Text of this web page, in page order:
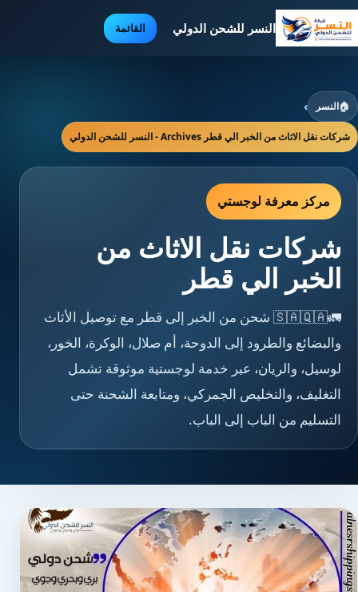
النسر للشحن الدولي القائمة
🏠النسر ›
شركات نقل الاثاث من الخبر الي قطر Archives - النسر للشحن الدولي
مركز معرفة لوجستي
شركات نقل الاثاث من
الخبر الي قطر
🚛🇸🇦🇶🇦 شحن من الخبر إلى قطر مع توصيل الأثاث
والبضائع والطرود إلى الدوحة، أم صلال، الوكرة، الخور،
لوسيل، والريان، عبر خدمة لوجستية موثوقة تشمل
التغليف، والتخليص الجمركي، ومتابعة الشحنة حتى
التسليم من الباب إلى الباب.